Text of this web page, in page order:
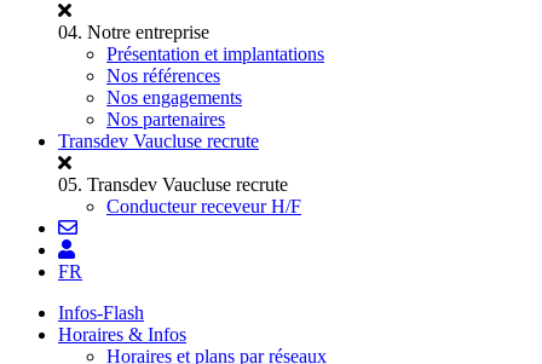
04. Notre entreprise
Présentation et implantations
Nos références
Nos engagements
Nos partenaires
Transdev Vaucluse recrute
05. Transdev Vaucluse recrute
Conducteur receveur H/F
FR
Infos-Flash
Horaires & Infos
Horaires et plans par réseaux